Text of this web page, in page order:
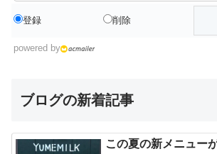
登録 削除
powered by
ブログの新着記事
この夏の新メニュー